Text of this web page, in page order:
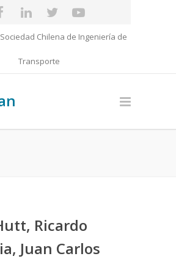
Sociedad Chilena de Ingeniería de
Transporte
Ricardo
Juan Carlos